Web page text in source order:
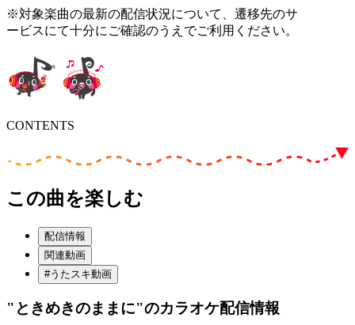
※対象楽曲の最新の配信状況について、遷移先のサ
ービスにて十分にご確認のうえでご利用ください。
CONTENTS
この曲を楽しむ
配信情報
関連動画
#うたスキ動画
"ときめきのままに"のカラオケ配信情報